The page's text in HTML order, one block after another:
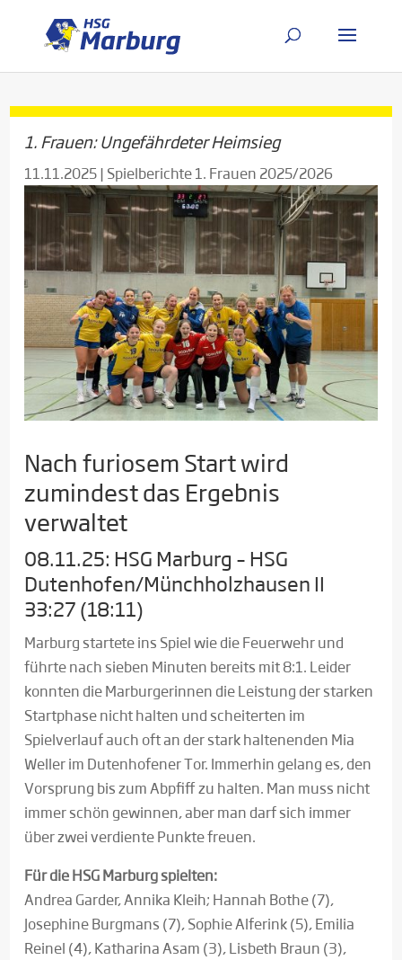
1. Frauen: Ungefährdeter Heimsieg
11.11.2025| Spielberichte 1. Frauen 2025/2026
Nach furiosem Start wird
zumindest das Ergebnis
verwaltet
08.11.25: HSG Marburg – HSG
Dutenhofen/Münchholzhausen II
33:27 (18:11)
Marburg startete ins Spiel wie die Feuerwehr und
führte nach sieben Minuten bereits mit 8:1. Leider
konnten die Marburgerinnen die Leistung der starken
Startphase nicht halten und scheiterten im
Spielverlauf auch oft an der stark haltenenden Mia
Weller im Dutenhofener Tor. Immerhin gelang es, den
Vorsprung bis zum Abpfiff zu halten. Man muss nicht
immer schön gewinnen, aber man darf sich immer
über zwei verdiente Punkte freuen.
Für die HSG Marburg spielten:
Andrea Garder, Annika Kleih; Hannah Bothe (7),
Josephine Burgmans (7), Sophie Alferink (5), Emilia
Reinel (4), Katharina Asam (3), Lisbeth Braun (3),